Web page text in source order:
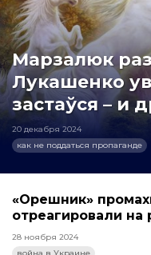
Марзалюк
Лукашенко
застаўся – и
20 декабря 2024
как не поддаться пропаганде
«Орешник»
отреагировали
28 ноября 2024
война в Украине